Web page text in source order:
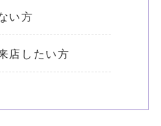
い方
店したい方